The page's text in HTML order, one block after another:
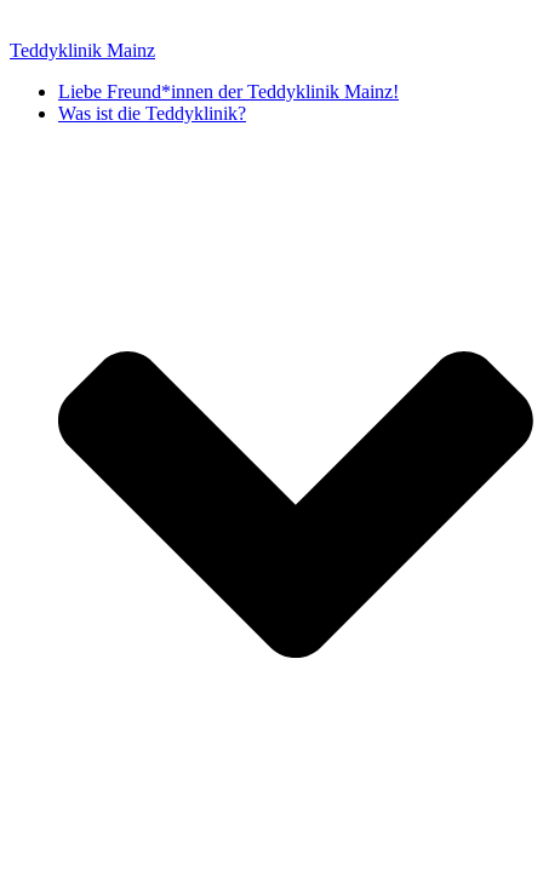
Inhalt
springen
Teddyklinik Mainz
Liebe Freund*innen der Teddyklinik Mainz!
Was ist die Teddyklinik?